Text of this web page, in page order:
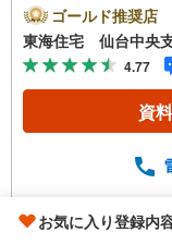
固定階段付
お昼寝に大
収まる土間
校:徒歩28分
歩10分フ
マザワ杜
を行えます
ゴールド推奨店
東海住宅 仙台中央
4.77
資
お気に入り登録内